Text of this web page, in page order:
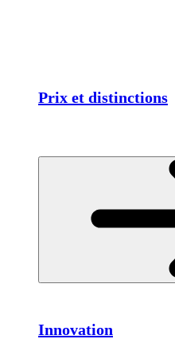
Prix et distinctions
Innovation